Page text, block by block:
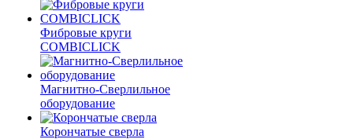
Фибровые круги
COMBICLICK
Магнитно-Сверлильное
оборудование
Корончатые сверла